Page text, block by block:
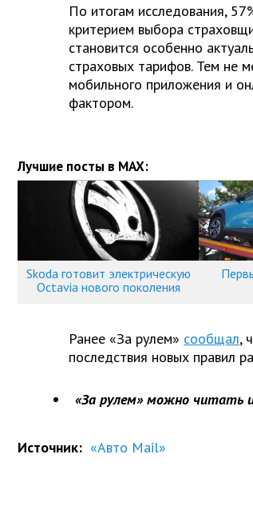
По итогам исследования,
критерием выбора
становится особенно
страховых тарифов. Тем не
мобильного приложения и
фактором.
Лучшие посты в MAX:
Skoda готовит электрическую
Octavia нового поколения
Ранее «За рулем» сообщал,
последствия новых правил
«За рулем» можно читать
Источник: «Авто Mail»